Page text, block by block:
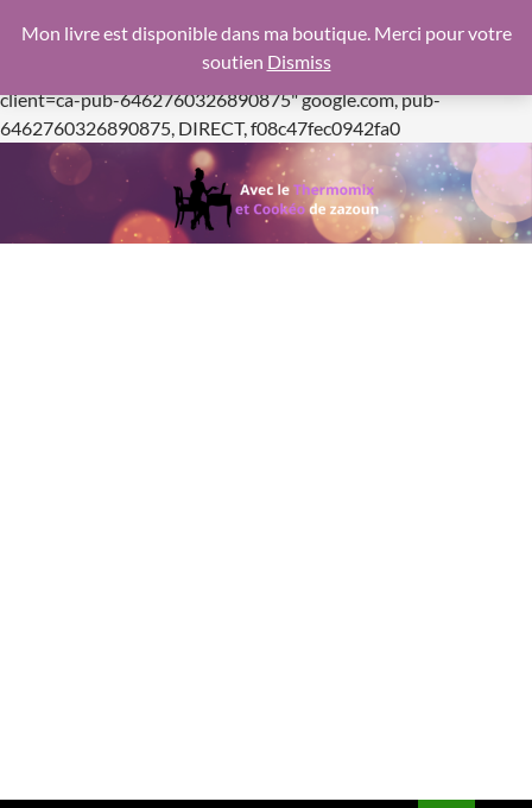
f08c47fec0942fa0
https://pagead2.googlesyndication.com/pagead/js/
client=ca-pub-6462760326890875"google.com, pub-
6462760326890875, DIRECT, f08c47fec0942fa0Aller
au
contenu
Mon livre est disponible dans ma boutique. Merci pour votre
soutien Dismiss